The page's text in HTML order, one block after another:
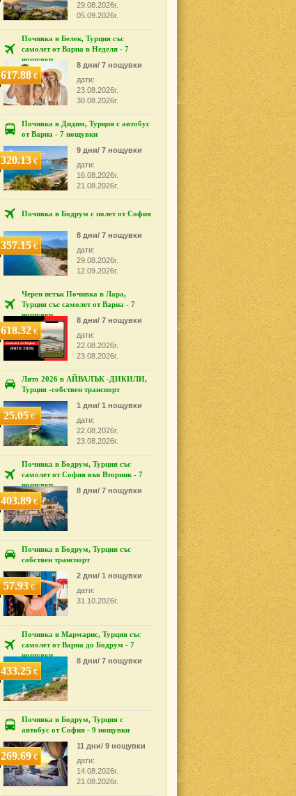
29.08.2026г.
05.09.2026г.
Почивка в Белек, Турция със
самолет от Варна в Неделя - 7
нощувки
617.88€
8 дни/ 7 нощувки
дати:
23.08.2026г.
30.08.2026г.
Почивка в Дидим, Турция с автобус
от Варна - 7 нощувки
320.13€
9 дни/ 7 нощувки
дати:
16.08.2026г.
21.08.2026г.
Почивка в Бодрум с полет от София
357.15€
8 дни/ 7 нощувки
дати:
29.08.2026г.
12.09.2026г.
Черен петък Почивка в Лара,
Турция със самолет от Варна - 7
нощувки
618.32€
8 дни/ 7 нощувки
дати:
22.08.2026г.
23.08.2026г.
Лято 2026 в АЙВАЛЪК -ДИКИЛИ,
Турция -собствен транспорт
25.05€
1 дни/ 1 нощувки
дати:
22.08.2026г.
23.08.2026г.
Почивка в Бодрум, Турция със
самолет от София във Вторник - 7
нощувки
403.89€
8 дни/ 7 нощувки
Почивка в Бодрум, Турция със
собствен транспорт
57.93€
2 дни/ 1 нощувки
дати:
31.10.2026г.
Почивка в Мармарис, Турция със
самолет от Варна до Бодрум - 7
нощувки
433.25€
8 дни/ 7 нощувки
Почивка в Бодрум, Турция с
автобус от София - 9 нощувки
269.69€
11 дни/ 9 нощувки
дати:
14.08.2026г.
21.08.2026г.